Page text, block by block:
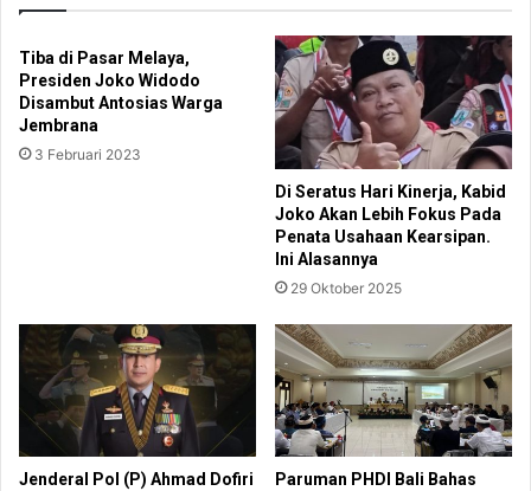
Tiba di Pasar Melaya,
Presiden Joko Widodo
Disambut Antosias Warga
Jembrana
3 Februari 2023
Di Seratus Hari Kinerja, Kabid
Joko Akan Lebih Fokus Pada
Penata Usahaan Kearsipan.
Ini Alasannya
29 Oktober 2025
Jenderal Pol (P) Ahmad Dofiri
Paruman PHDI Bali Bahas